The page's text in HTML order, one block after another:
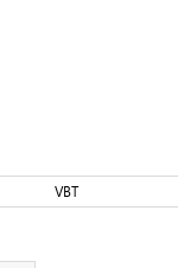
VBT